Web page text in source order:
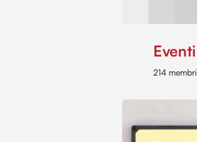
Eventi
214 membri